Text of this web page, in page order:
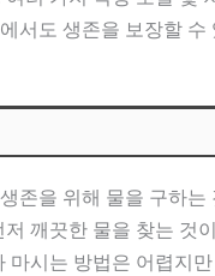
서도 생존을 보장할 수
존을 위해 물을 구하는
깨끗한 물을 찾는 것
마시는 방법은 어렵지